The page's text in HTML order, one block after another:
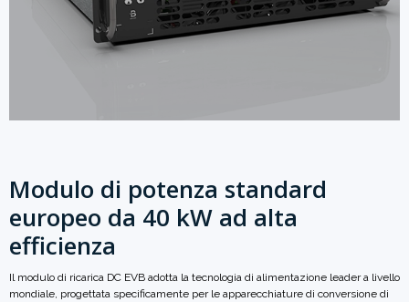
Modulo di potenza standard
europeo da 40 kW ad alta
efficienza
Il modulo di ricarica DC EVB adotta la tecnologia di alimentazione leader a livello
mondiale, progettata specificamente per le apparecchiature di conversione di